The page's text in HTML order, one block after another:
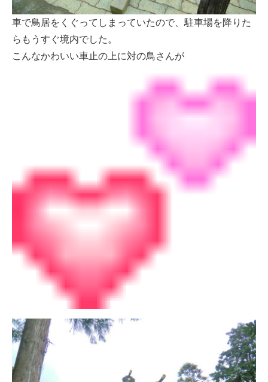
車で鳥居をくぐってしまっていたので、駐車場を降りた
らもうすぐ境内でした。
こんなかわいい車止の上に対の鳥さんが